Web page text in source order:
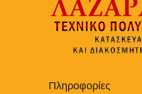
Οι
επιλογές
σελίδα
Πληροφορίες